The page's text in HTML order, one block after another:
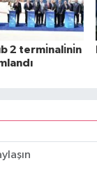
2 termı̇nalı̇nı̇n